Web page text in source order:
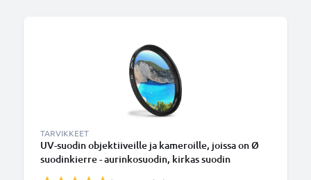
TARVIKKEET
UV-suodin objektiiveille ja kameroille, joissa on Ø
suodinkierre - aurinkosuodin, kirkas suodin